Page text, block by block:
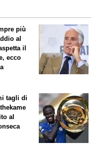
più
al
il
ecco
tagli di
al